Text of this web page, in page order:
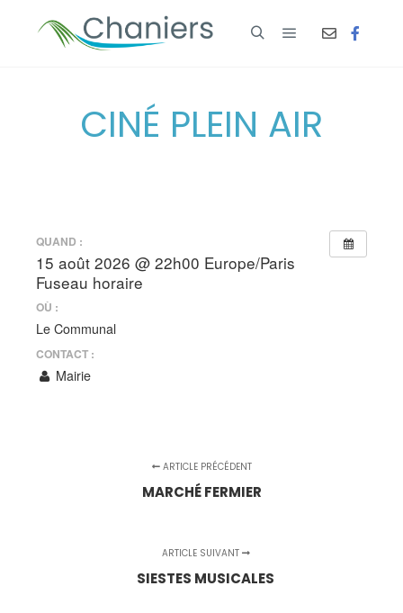
CINÉ PLEIN AIR
QUAND :
15 août 2026 @ 22h00 Europe/Paris
Fuseau horaire
OÙ :
Le Communal
CONTACT :
Mairie
ARTICLE PRÉCÉDENT
MARCHÉ FERMIER
ARTICLE SUIVANT
SIESTES MUSICALES